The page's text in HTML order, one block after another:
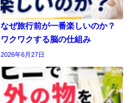
なぜ旅行前が一番楽しいのか？
ワクワクする脳の仕組み
2026年6月27日